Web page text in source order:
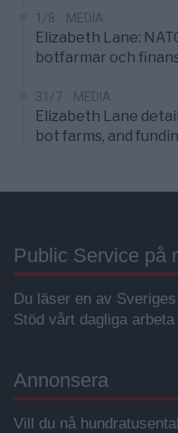
1/8 MEDIA
Elizabeth Lane:
botfarmar och
31/7 MEDIA
Elizabeth Lane
bot farms, and
Public Service på
Du läser en av
Stöd vårt dagliga arbeta
Annonsera
Vill du nå